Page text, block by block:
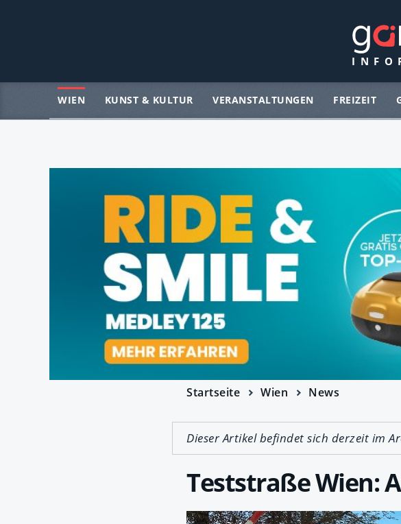
WIEN KUNST & KULTUR VERANSTALTUNGEN FREIZEIT
Startseite Wien News
Dieser Artikel befindet sich derzeit im
Teststraße Wien: